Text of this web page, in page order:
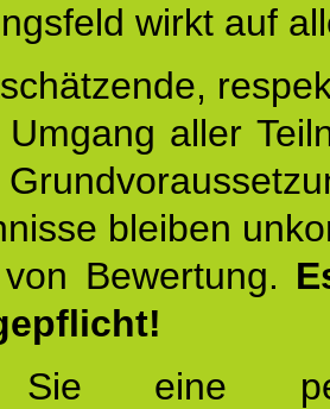
wirkt auf
aller
bleiben
Bewertung.
eine